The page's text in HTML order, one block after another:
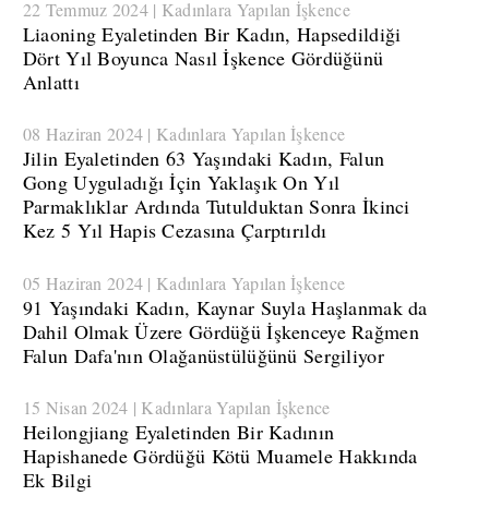
22 Temmuz 2024 | Kadınlara Yapılan İşkence
Liaoning Eyaletinden Bir Kadın, Hapsedildiği
Dört Yıl Boyunca Nasıl İşkence Gördüğünü
Anlattı
08 Haziran 2024 | Kadınlara Yapılan İşkence
Jilin Eyaletinden 63 Yaşındaki Kadın, Falun
Gong Uyguladığı İçin Yaklaşık On Yıl
Parmaklıklar Ardında Tutulduktan Sonra İkinci
Kez 5 Yıl Hapis Cezasına Çarptırıldı
05 Haziran 2024 | Kadınlara Yapılan İşkence
​91 Yaşındaki Kadın, Kaynar Suyla Haşlanmak da
Dahil Olmak Üzere Gördüğü İşkenceye Rağmen
Falun Dafa'nın Olağanüstülüğünü Sergiliyor
15 Nisan 2024 | Kadınlara Yapılan İşkence
​Heilongjiang Eyaletinden Bir Kadının
Hapishanede Gördüğü Kötü Muamele Hakkında
Ek Bilgi